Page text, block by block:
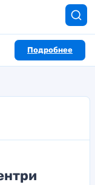
Подробнее